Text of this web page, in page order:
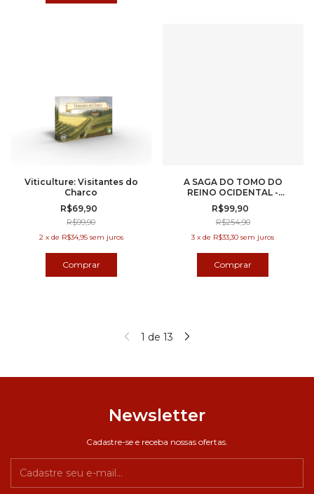
Viticulture: Visitantes do
Charco
R$69,90
R$99,90
2 x de R$34,95 sem juros
A SAGA DO TOMO DO
REINO OCIDENTAL -
EXPANSÃO
R$99,90
R$254,90
3 xde R$33,30 sem juros
1 de 13
Newsletter
Cadastre-se e receba nossas ofertas.